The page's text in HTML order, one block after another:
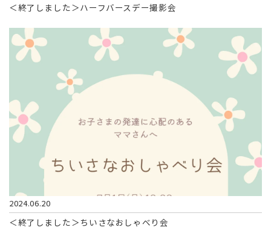
＜終了しました＞ハーフバースデー撮影会
2024.06.20
＜終了しました＞ちいさなおしゃべり会